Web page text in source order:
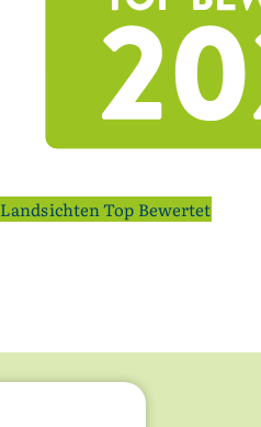
Landsichten Top Bewertet